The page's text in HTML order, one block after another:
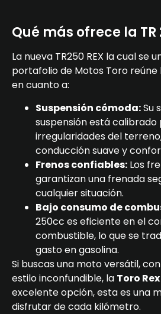
Qué más ofrece la TR
La nueva TR250 REX la cual se
portafolio de Motos Toro reúne
en cuanto a:
Suspensión cómoda:Su
suspensión está
irregularidades del
conducción suave y
Frenos confiables: Los
garantizan una frenada
cualquier situación.
Bajo consumo de
250cc es eficiente en el
combustible, lo que se
gasto en gasolina.
Si buscas una moto versátil,
estilo inconfundible, la Toro
excelente opción, esta es una
disfrutar de cada kilómetro.